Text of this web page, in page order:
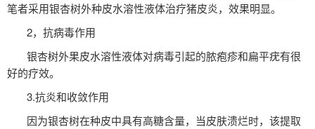
笔者采用银杏树外种皮水溶性液体治疗猪皮炎，效果明显。
2，抗病毒作用
银杏树外果皮水溶性液体对病毒引起的脓疱疹和扁平疣有很
好的疗效。
3.抗炎和收敛作用
因为银杏树在种皮中具有高糖含量，当皮肤溃烂时，该提取